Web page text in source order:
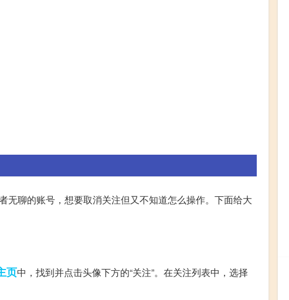
无聊的账号，想要取消关注但又不知道怎么操作。下面给大
页中，找到并点击头像下方的“关注”。在关注列表中，选择